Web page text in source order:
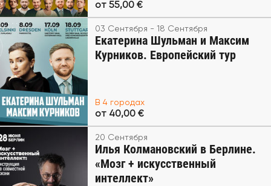
от 55,00 €
03 Сентября - 18 Сентября
Екатерина Шульман и Максим
Курников. Европейский тур
В 4 городах
от 40,00 €
20 Сентября
Илья Колмановский в Берлине.
«Мозг + искусственный
интеллект»